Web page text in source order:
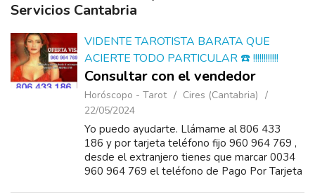
Servicios Cantabria
VIDENTE TAROTISTA BARATA QUE
ACIERTE TODO PARTICULAR ☎️ !!!!!!!!!!!!
Consultar con el vendedor
Horóscopo - Tarot
Cires (Cantabria)
22/05/2024
Yo puedo ayudarte. Llámame al 806 433
186 y por tarjeta teléfono fijo 960 964 769 ,
desde el extranjero tienes que marcar 0034
960 964 769 el teléfono de Pago Por Tarjeta